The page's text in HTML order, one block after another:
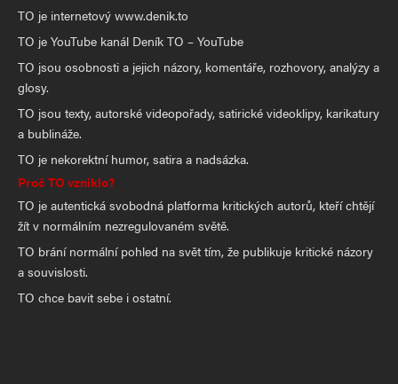
TO je internetový www.denik.to
TO je YouTube kanál Deník TO – YouTube
TO jsou osobnosti a jejich názory, komentáře, rozhovory, analýzy a
glosy.
TO jsou texty, autorské videopořady, satirické videoklipy, karikatury
a bublináže.
TO je nekorektní humor, satira a nadsázka.
Proč TO vzniklo?
TO je autentická svobodná platforma kritických autorů, kteří chtějí
žít v normálním nezregulovaném světě.
TO brání normální pohled na svět tím, že publikuje kritické názory
a souvislosti.
TO chce bavit sebe i ostatní.